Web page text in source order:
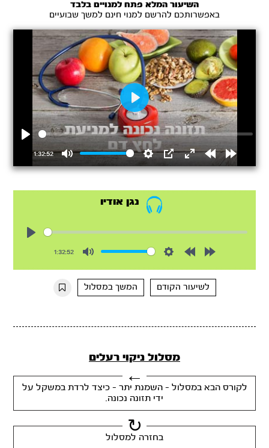
השיעור המלא פתח למנויים בלבד
באפשרותכם להרשם למנוי חינם למשך שבועיים
1:32:52
Mute Settings
PIP
EnterRewindForward
Play
נגן אודיו
1:32:52
10s
10s
לשיעור הקודם
המשך במסלול
מסלול ניקוי רעלים
לקורס הבא במסלול - השמנת יתר - כיצד לרדת במשקל על
ידי תזונה נכונה.
בחזרה למסלול